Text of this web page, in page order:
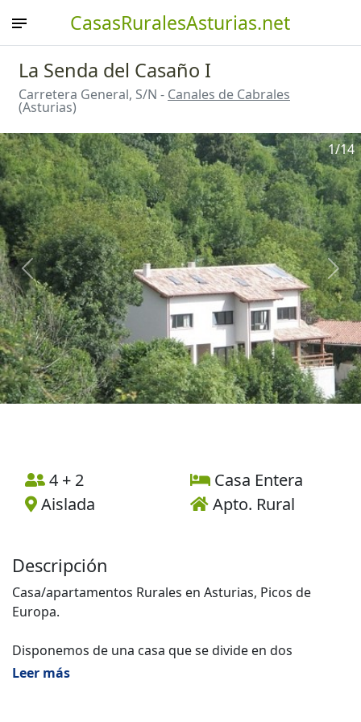
CasasRuralesAsturias.net
La Senda del Casaño I
Carretera General, S/N - Canales de Cabrales
(Asturias)
Anterior
1/14
4 + 2
Casa Entera
Aislada
Apto. Rural
Descripción
Casa/apartamentos Rurales en Asturias, Picos de
Europa.
Disponemos de una casa que se divide en dos
apartamentos equipados cada uno con cocina, salón y
Leer más